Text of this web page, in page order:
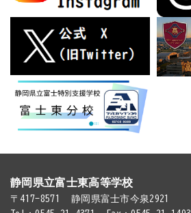
静岡県立富士東高等学校
〒417-8571
静岡県富士市今泉2921